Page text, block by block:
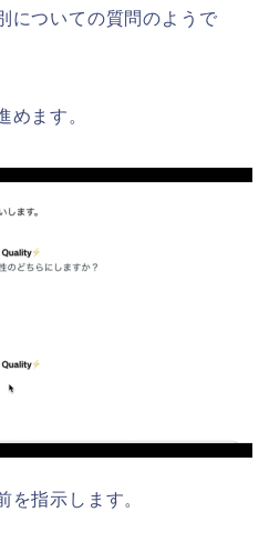
についての質問のようで
めます。
を指示します。